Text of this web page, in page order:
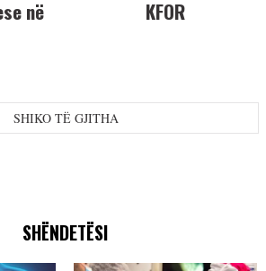
në
KFOR
SHIKO TË GJITHA
SHËNDETËSI